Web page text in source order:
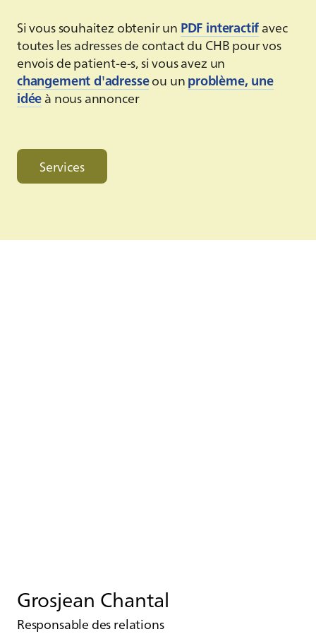
Si vous souhaitez obtenir un PDF interactif avec
toutes les adresses de contact du CHB pour vos
envois de patient-e-s, si vous avez un
changement d'adresseou un problème, une
idée à nous annoncer
Services
Grosjean Chantal
Responsable des relations